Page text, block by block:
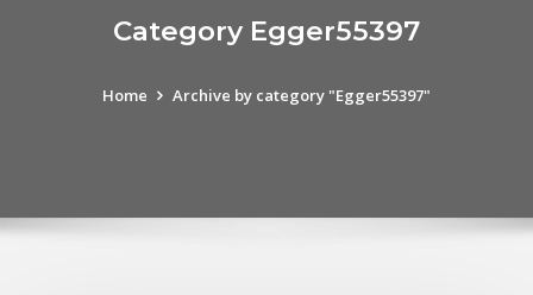
Category Egger55397
Home Archive by category "Egger55397"